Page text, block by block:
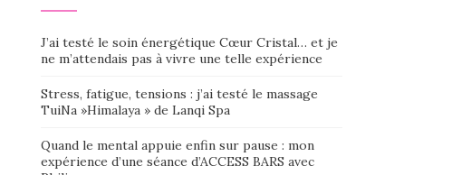
J’ai testé le soin énergétique Cœur Cristal… et je
ne m’attendais pas à vivre une telle expérience
Stress, fatigue, tensions : j’ai testé le massage
TuiNa »Himalaya » de Lanqi Spa
Quand le mental appuie enfin sur pause : mon
expérience d’une séance d’ACCESS BARS avec